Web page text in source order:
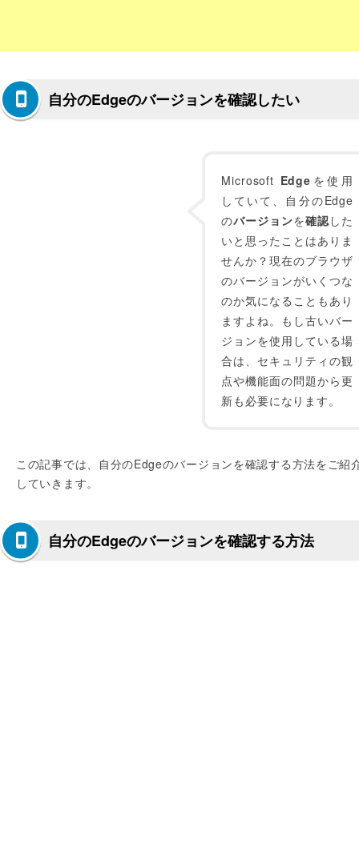
自分のEdgeのバージョンを確認したい
Microsoft Edge を使用
していて、自分のEdge
のバージョンを確認した
いと思ったことはありま
せんか？現在のブラウザ
のバージョンがいくつな
のか気になることもあり
ますよね。もし古いバー
ジョンを使用している場
合は、セキュリティの観
点や機能面の問題から更
新も必要になります。
この記事では、自分のEdgeのバージョンを確認する方法をご紹
していきます。
自分のEdgeのバージョンを確認する方法